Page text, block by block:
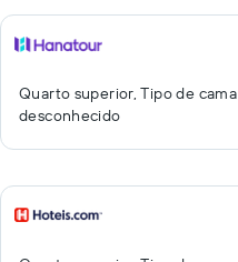
Quarto superior, Tipo de cama
desconhecido